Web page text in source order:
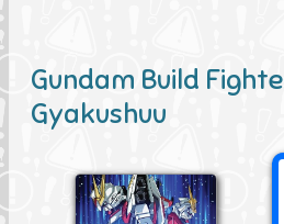
Gundam Build
Gyakushuu